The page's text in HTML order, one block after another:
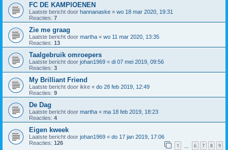
FC DE KAMPIOENEN
Laatste bericht door hannanaske « wo 18 mar 2020, 19:31
Reacties: 7
Zie me graag
Laatste bericht door martha « wo 11 mar 2020, 13:35
Reacties: 13
Taalgebruik omroepers
Laatste bericht door johan1969 « di 07 mei 2019, 09:56
Reacties: 3
My Brilliant Friend
Laatste bericht door ikke « do 28 feb 2019, 12:49
Reacties: 9
De Dag
Laatste bericht door martha « ma 18 feb 2019, 18:23
Reacties: 4
Eigen kweek
Laatste bericht door johan1969 « do 17 jan 2019, 17:06
Reacties: 126 1 6 7 8 9